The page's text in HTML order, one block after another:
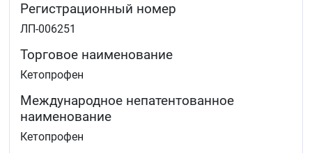
Регистрационный номер
ЛП-006251
Торговое наименование
Кетопрофен
Международное непатентованное
наименование
Кетопрофен